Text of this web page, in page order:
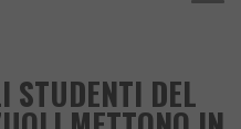
STUDENTI DEL